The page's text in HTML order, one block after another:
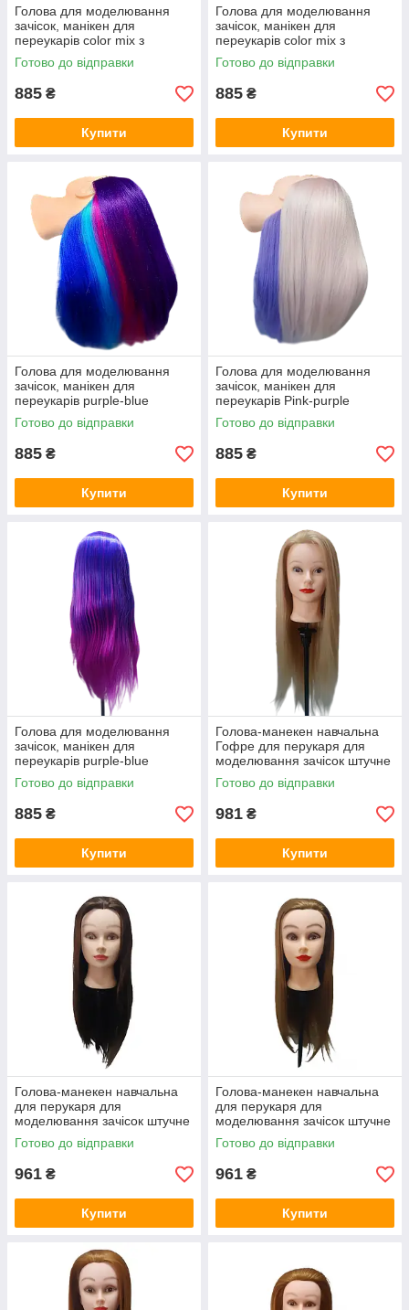
Голова для моделювання
зачісок, манікен для
переукарів color mix з
кольоровим термоволосом,
навчальна голова
Готово до відправки
885 ₴
Купити
Голова для моделювання
зачісок, манікен для
переукарів color mix з
кольоровим термоволосом,
навчальна голова
Готово до відправки
885 ₴
Купити
Голова для моделювання
зачісок, манікен для
переукарів purple-blue
термоволосся, навчальна
голова
Готово до відправки
885 ₴
Купити
Голова для моделювання
зачісок, манікен для
переукарів Pink-purple
термоволосся, навчальна
голова
Готово до відправки
885 ₴
Купити
Голова для моделювання
зачісок, манікен для
переукарів purple-blue
термоволосся, навчальна
голова
Готово до відправки
885 ₴
Купити
Голова-манекен навчальна
Гофре для перукаря для
моделювання зачісок штучне
волосся
Готово до відправки
981 ₴
Купити
Голова-манекен навчальна
для перукаря для
моделювання зачісок штучне
волосся
Готово до відправки
961 ₴
Купити
Голова-манекен навчальна
для перукаря для
моделювання зачісок штучне
волосся
Готово до відправки
961 ₴
Купити